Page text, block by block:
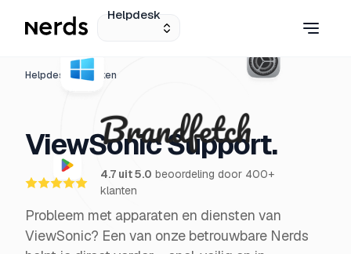
Helpdesk
Helpdesk Merken
ViewSonic Support.
4.7 uit 5.0 beoordeling door 400+
klanten
Probleem met apparaten en diensten van
ViewSonic? Een van onze betrouwbare Nerds